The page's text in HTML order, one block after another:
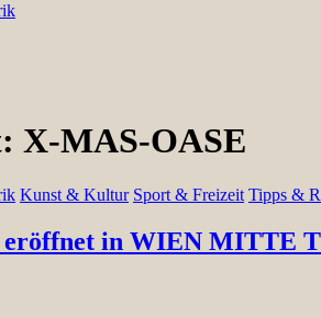
X-MAS-OASE
Kunst & Kultur Sport & Freizeit Tipps &
eröffnet in WIEN MITTE